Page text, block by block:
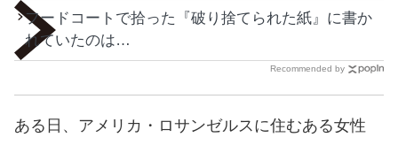
フードコートで拾った『破り捨てられた紙』に書か
れていたのは…
Recommended by
ある日、アメリカ・ロサンゼルスに住むある女性